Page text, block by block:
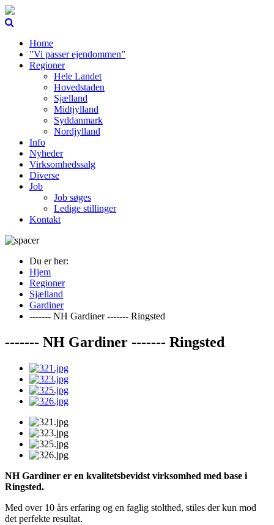
Home
”Vi passer ejendommen”
Regioner
Hele Landet
Hovedstaden
Sjælland
Midtjylland
Syddanmark
Nordjylland
Info
Nyheder
Virksomhedssalg
Diverse
Job
Job søges
Ledige stillinger
Kontakt
Du er her:
Hjem
Regioner
Sjælland
Gardiner
------- NH Gardiner ------- Ringsted
------- NH Gardiner ------- Ringsted
NH Gardiner er en kvalitetsbevidst virksomhed med base i
Ringsted.
Med over 10 års erfaring og en faglig stolthed, stiles der kun mod
det perfekte resultat.